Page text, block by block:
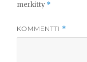
merkitty *
KOMMENTTI *